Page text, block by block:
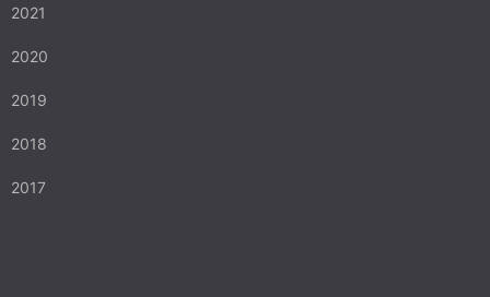
2021
2020
2019
2018
2017